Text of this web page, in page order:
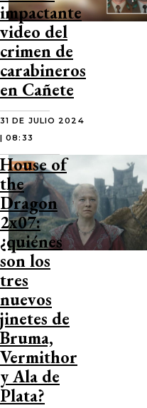
impactante
video del
crimen de
carabineros
en Cañete
31 DE JULIO 2024
| 08:33
House of
the
Dragon
2x07:
¿quiénes
son los
tres
nuevos
jinetes de
Bruma,
Vermithor
y Ala de
Plata?